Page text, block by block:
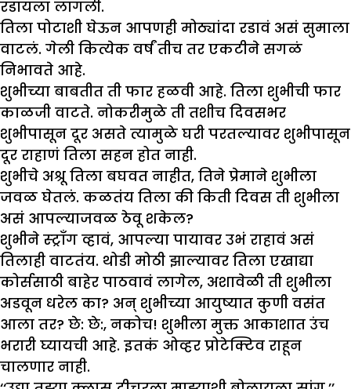
रडायला लागली.
तिला पोटाशी घेऊन आपणही मोठ्यांदा रडावं असं सुमाला
वाटलं. गेली कित्येक वर्षं तीच तर एकटीने सगळं
निभावते आहे.
शुभीच्या बाबतीत ती फार हळवी आहे. तिला शुभीची फार
काळजी वाटते. नोकरीमुळे ती तशीच दिवसभर
शुभीपासून दूर असते त्यामुळे घरी परतल्यावर शुभीपासून
दूर राहाणं तिला सहन होत नाही.
शुभीचे अश्रू तिला बघवत नाहीत, तिने प्रेमाने शुभीला
जवळ घेतलं. कळतंय तिला की किती दिवस ती शुभीला
असं आपल्याजवळ ठेवू शकेल?
शुभीने स्ट्राँग व्हावं, आपल्या पायावर उभं राहावं असं
तिलाही वाटतंय. थोडी मोठी झाल्यावर तिला एखाद्या
कोर्ससाठी बाहेर पाठवावं लागेल, अशावेळी ती शुभीला
अडवून धरेल का? अन् शुभीच्या आयुष्यात कुणी वसंत
आला तर? छे: छे:, नकोच! शुभीला मुक्त आकाशात उंच
भरारी घ्यायची आहे. इतकं ओव्हर प्रोटेक्टिव राहून
चालणार नाही.